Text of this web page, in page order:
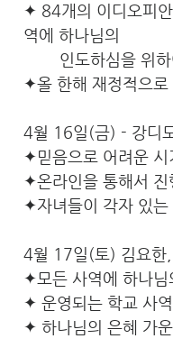
✦ 84개의 이디오피
역에 하나님의
인도하심을 위
✦올 한해 재정적으로
4월 16일(금) - 강디
✦믿음으로 어려운 시
✦온라인을 통해서
✦자녀들이 각자 있는
4월 17일(토) 김요한
✦모든 사역에 하나님
✦ 운영되는 학교 사
✦ 하나님의 은혜 가